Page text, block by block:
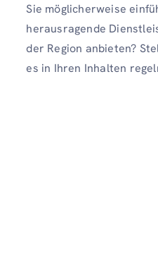
Sie möglicherweise
herausragende
der Region anbieten?
es in Ihren Inhalten